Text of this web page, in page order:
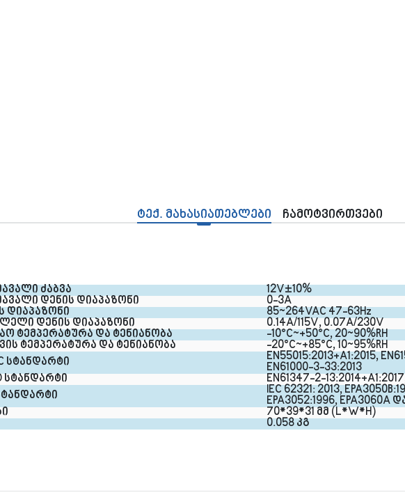
ტექ. მახასიათებლები ჩამოტვირთვები
ძაბვა
12V±10%
დენის დიაპაზონი
0-3A
დიაპაზონი
85~264VAC 47-63Hz
დენის დიაპაზონი
0.14A/115V, 0.07A/230V
ტემპერატურა და ტენიანობა
-10°C~+50°C, 20~90%RH
ტემპერატურა და ტენიანობა
-20°C~+85°C, 10~95%RH
სტანდარტი
EN55015:2013+A1:2015,
EN61000-3-33:2013
სტანდარტი
EN61347-2-
IEC 62321: 2013,
EPA3052:1996, EPA3060A
70*39*31 მმ (L*W*H)
0.058 კგ